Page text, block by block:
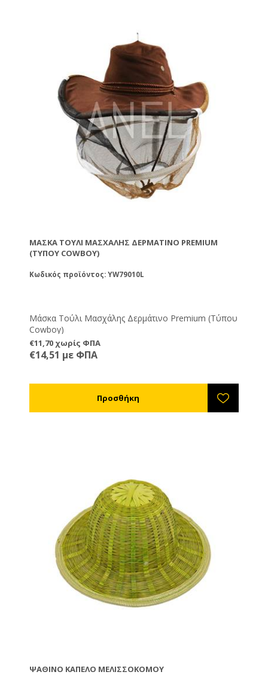
ΜΆΣΚΑ ΤΟΎΛΙ ΜΑΣΧΆΛΗΣ ΔΕΡΜΆΤΙΝΟ PREMIUM
(ΤΎΠΟΥ COWBOY)
Κωδικός προϊόντος: YW79010L
Μάσκα Τούλι Μασχάλης Δερμάτινο Premium (Τύπου
Cowboy)
€11,70 χωρίς ΦΠΑ
€14,51 με ΦΠΑ
ΨΆΘΙΝΟ ΚΑΠΈΛΟ ΜΕΛΙΣΣΟΚΌΜΟΥ